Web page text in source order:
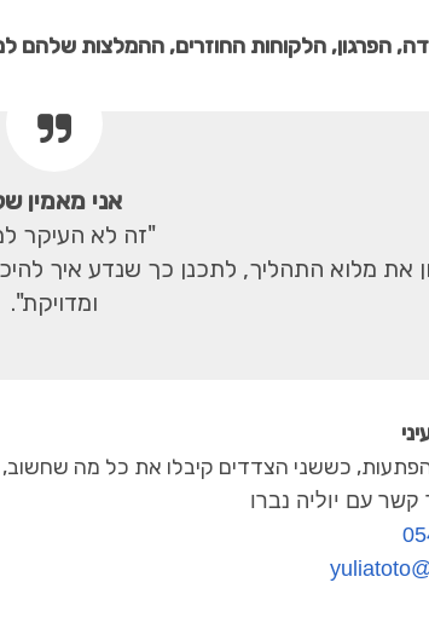
הפרגון, הלקוחות החוזרים, ההמלצות
אני מאמין
"זה לא העיקר
את מלוא התהליך, לתכנן כך שנדע איך
ומדויקת".
כששני הצדדים קיבלו את כל מה
קשר עם יוליה נברו